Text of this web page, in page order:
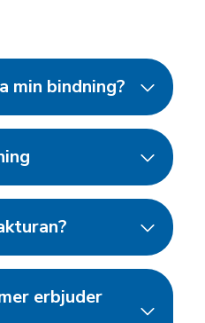
min bindning?
erbjuder